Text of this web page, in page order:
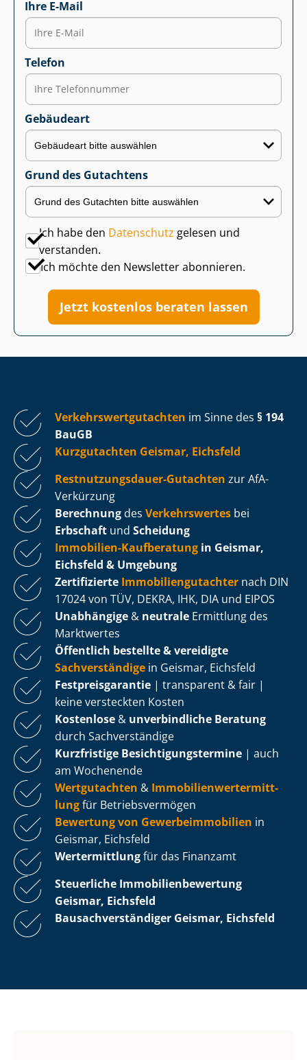
Ihre E-Mail
Telefon
Gebäudeart
Grund des Gutachtens
Ich habe den Datenschutz gelesen und
verstanden.
Ich möchte den Newsletter abonnieren.
Jetzt kostenlos beraten lassen
Ver­kehrs­wert­gut­ach­ten im Sinne des § 194
BauGB
Kurzgutachten Geismar, Eichsfeld
Rest­nut­zungs­dau­er-Gutachten zur AfA-
Verkürzung
Berechnung des Verkehrswertes bei
Erbschaft und Scheidung
Immobilien-Kaufberatung in Geismar,
Eichsfeld & Umgebung
Zertifizierte Im­mo­bi­li­en­gut­ach­ter nach DIN
17024 von TÜV, DEKRA, IHK, DIA und EIPOS
Unabhängige & neutrale Ermittlung des
Marktwertes
Öffentlich bestellte & vereidigte
Sachverständige in Geismar, Eichsfeld
Fest­preis­ga­ran­tie | transparent & fair |
keine versteckten Kosten
Kostenlose & unverbindliche Beratung
durch Sachverständige
Kurzfristige Be­sich­ti­gungs­ter­mi­ne | auch
am Wochenende
Wertgutachten & Im­mo­bi­li­en­wert­ermitt­
lungfür Be­triebs­ver­mö­gen
Bewertung von Ge­wer­be­im­mo­bi­li­en in
Geismar, Eichsfeld
Wertermittlungfür das Finanzamt
Steuerliche Im­mo­bi­li­en­be­wer­tung
Geismar, Eichsfeld
Bau­sach­ver­stän­di­ger Geismar, Eichsfeld